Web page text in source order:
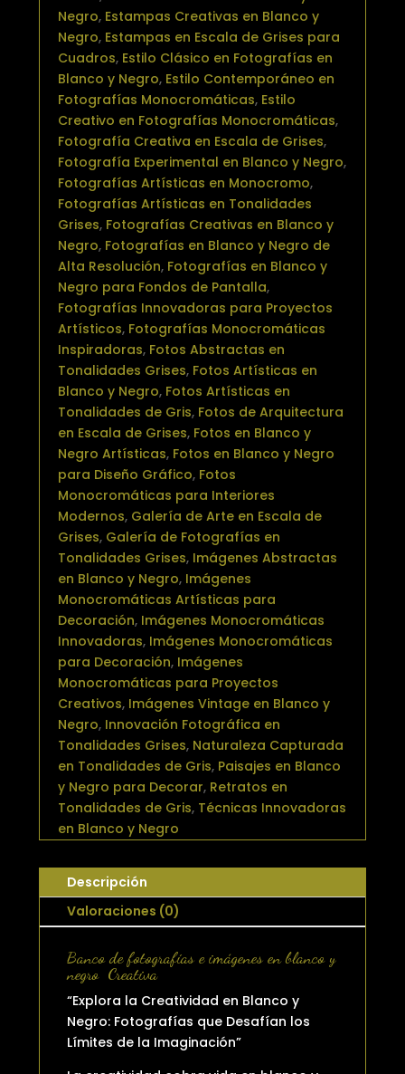
Negro, Estampas Creativas en Blanco y
Negro, Estampas en Escala de Grises para
Cuadros, Estilo Clásico en Fotografías en
Blanco y Negro, Estilo Contemporáneo en
Fotografías Monocromáticas, Estilo
Creativo en Fotografías Monocromáticas,
Fotografía Creativa en Escala de Grises,
Fotografía Experimental en Blanco y Negro,
Fotografías Artísticas en Monocromo,
Fotografías Artísticas en Tonalidades
Grises, Fotografías Creativas en Blanco y
Negro, Fotografías en Blanco y Negro de
Alta Resolución, Fotografías en Blanco y
Negro para Fondos de Pantalla,
Fotografías Innovadoras para Proyectos
Artísticos, Fotografías Monocromáticas
Inspiradoras, Fotos Abstractas en
Tonalidades Grises, Fotos Artísticas en
Blanco y Negro, Fotos Artísticas en
Tonalidades de Gris, Fotos de Arquitectura
en Escala de Grises, Fotos en Blanco y
Negro Artísticas, Fotos en Blanco y Negro
para Diseño Gráfico, Fotos
Monocromáticas para Interiores
Modernos, Galería de Arte en Escala de
Grises, Galería de Fotografías en
Tonalidades Grises, Imágenes Abstractas
en Blanco y Negro, Imágenes
Monocromáticas Artísticas para
Decoración, Imágenes Monocromáticas
Innovadoras, Imágenes Monocromáticas
para Decoración, Imágenes
Monocromáticas para Proyectos
Creativos, Imágenes Vintage en Blanco y
Negro, Innovación Fotográfica en
Tonalidades Grises, Naturaleza Capturada
en Tonalidades de Gris, Paisajes en Blanco
y Negro para Decorar, Retratos en
Tonalidades de Gris, Técnicas Innovadoras
en Blanco y Negro
Descripción
Valoraciones (0)
Banco de fotografías e imágenes en blanco y
negro Creativa
“Explora la Creatividad en Blanco y
Negro: Fotografías que Desafían los
Límites de la Imaginación”